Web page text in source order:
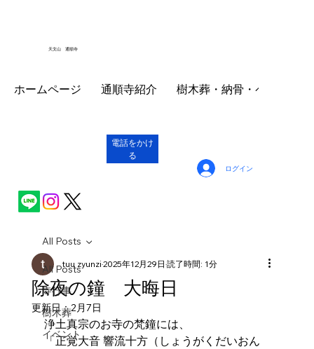
天文山 通順寺
ホームページ 通順寺紹介 樹木葬・納骨・ペット墓
電話をかけ
る
ログイン
All Posts
寺行事
樹木葬
イベント
All Posts
除夜の鐘 大晦日
tuu zyunzi2025年12月29日 読了時間: 1分
更新日：2月7日
浄土真宗のお寺の梵鐘には、
「正覚大音 響流十方（しょうがくだいおん